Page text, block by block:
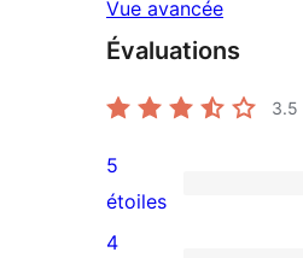
Vue avancée
Évaluations
3.5
1
avis
5
étoiles
4